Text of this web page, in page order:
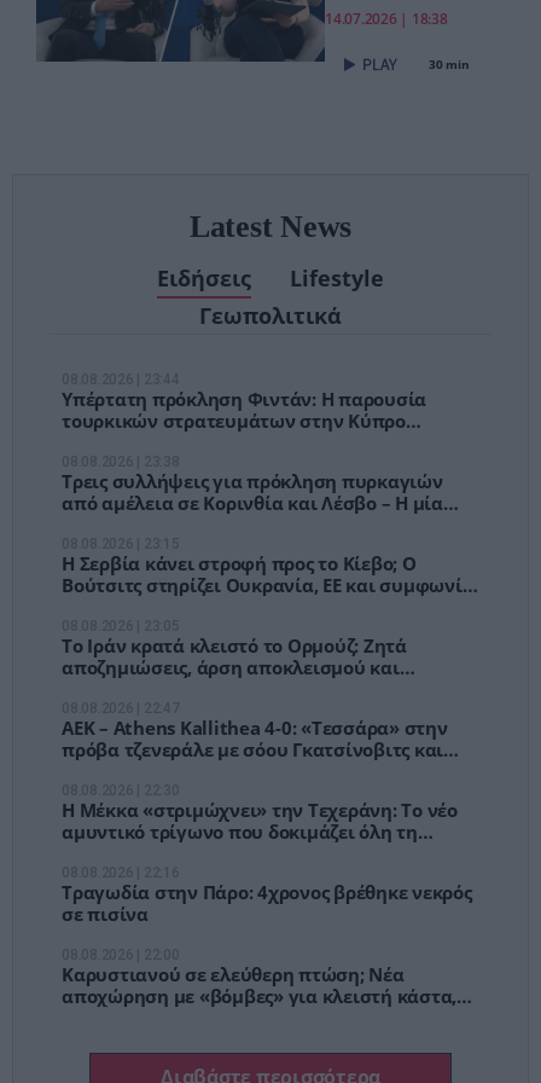
«Το νέο ΕΣΥ
είναι ήδη εδώ
– Τέλος στις
14.07.2026 | 18:38
30 min
Latest News
Ειδήσεις
Lifestyle
Γεωπολιτικά
Υπέρτατη πρόκληση Φιντάν: Η παρουσία
τουρκικών στρατευμάτων στην Κύπρο
Τρεις συλλήψεις για πρόκληση πυρκαγιών
από αμέλεια σε Κορινθία και Λέσβο – Η μία
Η Σερβία κάνει στροφή προς το Κίεβο; Ο
Βούτσιτς στηρίζει Ουκρανία, ΕΕ και συμφωνία
Το Ιράν κρατά κλειστό το Ορμούζ: Ζητά
αποζημιώσεις, άρση αποκλεισμού και
ΑΕΚ – Athens Kallithea 4-0: «Τεσσάρα» στην
πρόβα τζενεράλε με σόου Γκατσίνοβιτς και
Η Μέκκα «στριμώχνει» την Τεχεράνη: Το νέο
αμυντικό τρίγωνο που δοκιμάζει όλη τη
Τραγωδία στην Πάρο: 4χρονος βρέθηκε νεκρός
σε πισίνα
Καρυστιανού σε ελεύθερη πτώση; Νέα
αποχώρηση με «βόμβες» για κλειστή κάστα,
Διαβάστε περισσότερα